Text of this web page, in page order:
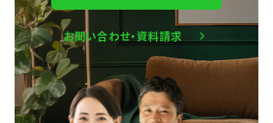
お問い合わせ・資料請求